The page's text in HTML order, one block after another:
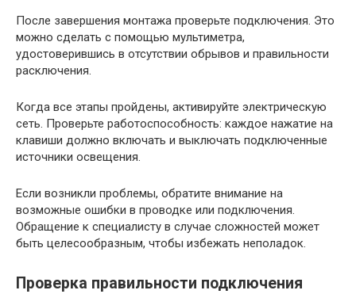
После завершения монтажа проверьте подключения. Это
можно сделать с помощью мультиметра,
удостоверившись в отсутствии обрывов и правильности
расключения.
Когда все этапы пройдены, активируйте электрическую
сеть. Проверьте работоспособность: каждое нажатие на
клавиши должно включать и выключать подключенные
источники освещения.
Если возникли проблемы, обратите внимание на
возможные ошибки в проводке или подключения.
Обращение к специалисту в случае сложностей может
быть целесообразным, чтобы избежать неполадок.
Проверка правильности подключения